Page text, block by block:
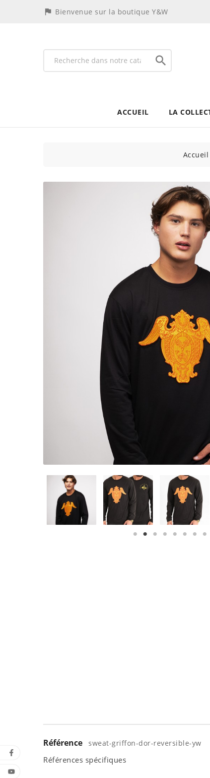
assistant_photo Bienvenue sur la boutique Y&W

ACCUEIL LA
Accueil
Référence sweat-griffon-dor-reversible-yw
Références spécifiques